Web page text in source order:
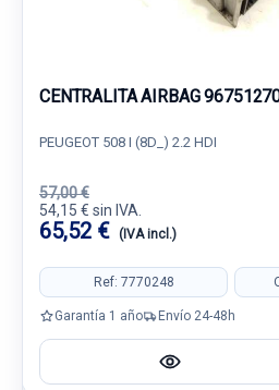
CENTRALITA AIRBAG
PEUGEOT 508 I (8D_) 2.2 HDI
57,00 €
54,15 € sin IVA.
65,52 € (IVA incl.)
Ref: 7770248
Garantía 1 año Envío 24-48h